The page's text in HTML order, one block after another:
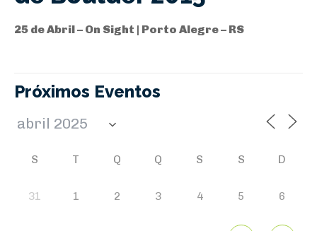
25 de Abril – On Sight | Porto Alegre – RS
Próximos Eventos
S T Q Q S S D
31 1 2 3 4 5 6